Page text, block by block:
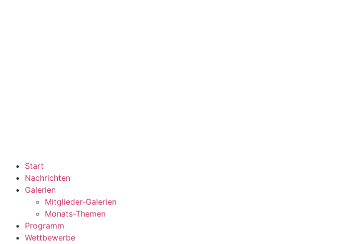
Start
Nachrichten
Galerien
Mitglieder-Galerien
Monats-Themen
Programm
Wettbewerbe